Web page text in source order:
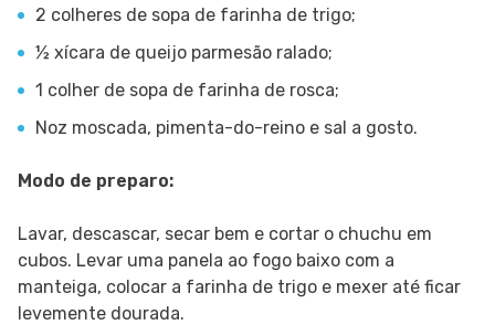
2 colheres de sopa de farinha de trigo;
½ xícara de queijo parmesão ralado;
1 colher de sopa de farinha de rosca;
Noz moscada, pimenta-do-reino e sal a gosto.
Modo de preparo:
Lavar, descascar, secar bem e cortar o chuchu em
cubos. Levar uma panela ao fogo baixo com a
manteiga, colocar a farinha de trigo e mexer até ficar
levemente dourada.